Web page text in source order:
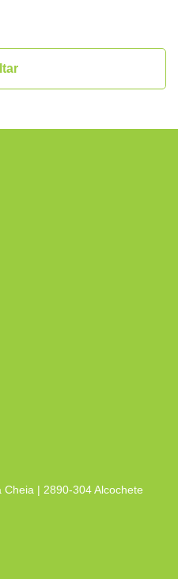
| 2890-304 Alcochete